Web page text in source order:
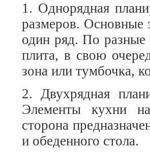
1. Однорядная
размеров. Основные
один ряд. По разные
плита, в свою
зона или тумбочка,
2. Двухрядная
Элементы кухни
сторона
и обеденного стола.